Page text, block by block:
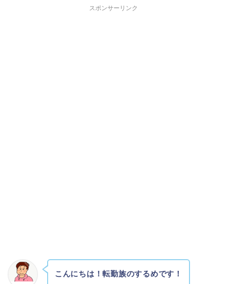
スポンサーリンク
こんにちは！転勤族のするめです！